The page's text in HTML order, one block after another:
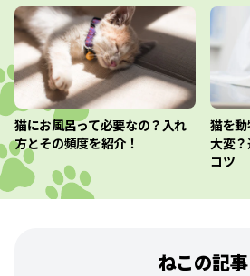
猫にお風呂って必要なの？入れ
方とその頻度を紹介！
猫を
大変
コツ
ねこの記事